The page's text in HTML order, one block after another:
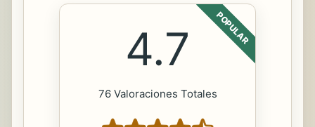
POPULAR
4.7
76 Valoraciones Totales